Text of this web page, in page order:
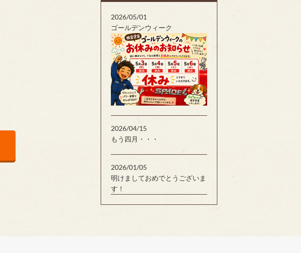
2026/05/01
ゴールデンウィーク
2026/04/15
もう四月・・・
2026/01/05
明けましておめでとうございま
す！